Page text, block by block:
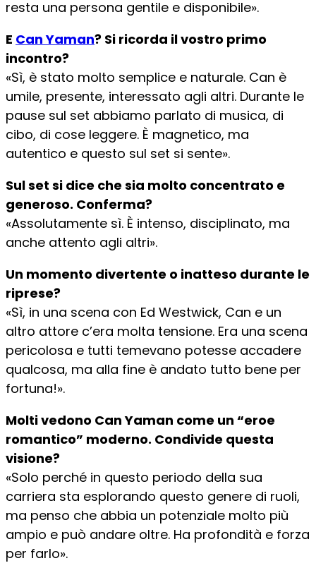
resta una persona gentile e disponibile».
E Can Yaman? Si ricorda il vostro primo
incontro?
«Sì, è stato molto semplice e naturale. Can è
umile, presente, interessato agli altri. Durante le
pause sul set abbiamo parlato di musica, di
cibo, di cose leggere. È magnetico, ma
autentico e questo sul set si sente».
Sul set si dice che sia molto concentrato e
generoso. Conferma?
«Assolutamente sì. È intenso, disciplinato, ma
anche attento agli altri».
Un momento divertente o inatteso durante le
riprese?
«Sì, in una scena con Ed Westwick, Can e un
altro attore c’era molta tensione. Era una scena
pericolosa e tutti temevano potesse accadere
qualcosa, ma alla fine è andato tutto bene per
fortuna!».
Molti vedono Can Yaman come un “eroe
romantico” moderno. Condivide questa
visione?
«Solo perché in questo periodo della sua
carriera sta esplorando questo genere di ruoli,
ma penso che abbia un potenziale molto più
ampio e può andare oltre. Ha profondità e forza
per farlo».